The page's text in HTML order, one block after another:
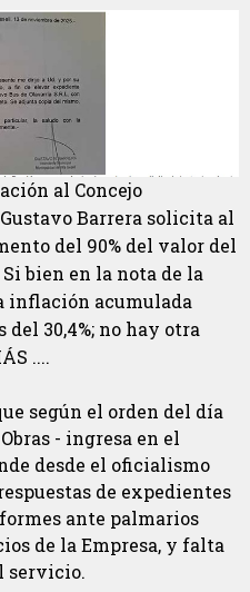
al Concejo
Barrera solicita al
del 90% del valor del
bien en la nota de la
inflación acumulada
30,4%; no hay otra
....
según el orden del día
- ingresa en el
desde el oficialismo
de expedientes
ante palmarios
de la Empresa, y falta
servicio.